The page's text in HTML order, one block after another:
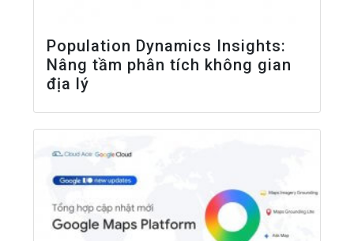
Population Dynamics Insights:
Nâng tầm phân tích không gian
địa lý